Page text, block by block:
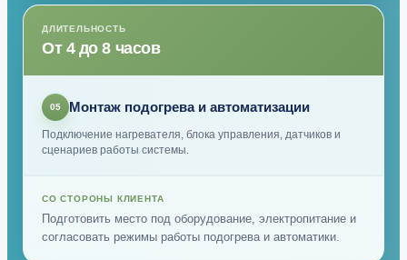
ДЛИТЕЛЬНОСТЬ
От 4 до 8 часов
05 Монтаж подогрева и автоматизации
Подключение нагревателя, блока управления, датчиков и
сценариев работы системы.
СО СТОРОНЫ КЛИЕНТА
Подготовить место под оборудование, электропитание и
согласовать режимы работы подогрева и автоматики.